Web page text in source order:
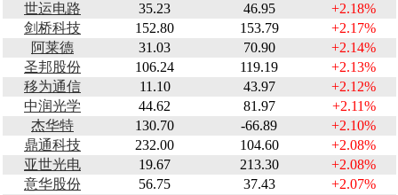
世运电路
35.23 46.95
+2.18%
剑桥科技
152.80 153.79
+2.17%
阿莱德
31.03 70.90
+2.14%
圣邦股份
106.24 119.19
+2.13%
移为通信
11.10 43.97
+2.12%
中润光学
44.62 81.97
+2.11%
杰华特
130.70 -66.89
+2.10%
鼎通科技
232.00 104.60
+2.08%
亚世光电
19.67 213.30
+2.08%
意华股份
56.75 37.43
+2.07%